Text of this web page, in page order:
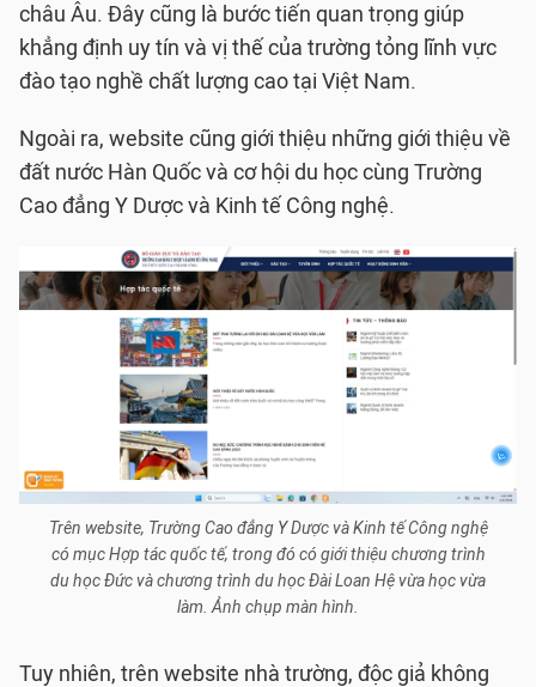
châu Âu. Đây cũng là bước tiến quan trọng giúp
khẳng định uy tín và vị thế của trường tỏng lĩnh vực
đào tạo nghề chất lượng cao tại Việt Nam.
Ngoài ra, website cũng giới thiệu những giới thiệu về
đất nước Hàn Quốc và cơ hội du học cùng Trường
Cao đẳng Y Dược và Kinh tế Công nghệ.
Trên website, Trường Cao đẳng Y Dược và Kinh tế Công nghệ
có mục Hợp tác quốc tế, trong đó có giới thiệu chương trình
du học Đức và chương trình du học Đài Loan Hệ vừa học vừa
làm. Ảnh chụp màn hình.
Tuy nhiên, trên website nhà trường, độc giả không